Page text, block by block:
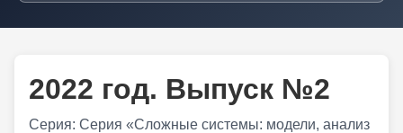
2022 год. Выпуск №2
Серия: Серия «Сложные системы: модели, анализ